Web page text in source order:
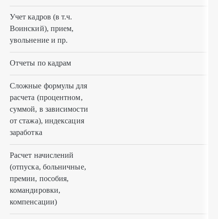
Учет кадров (в т.ч.
Воинский), прием,
увольнение и пр.
Отчеты по кадрам
Сложные формулы для
расчета (процентном,
суммой, в зависимости
от стажа), индексация
заработка
Расчет начислений
(отпуска, больничные,
премии, пособия,
командировки,
компенсации)